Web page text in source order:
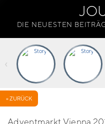
DIE NEUESTEN
‹
« ZURÜCK
Adventmarkt Vienna